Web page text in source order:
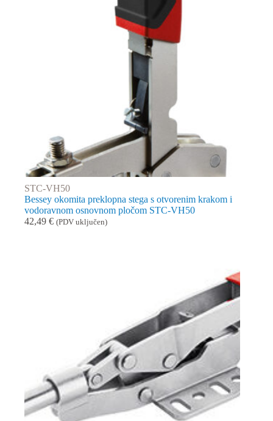
STC-VH50
Bessey okomita preklopna stega s otvorenim krakom i
vodoravnom osnovnom pločom STC-VH50
42,49 € (PDV uključen)